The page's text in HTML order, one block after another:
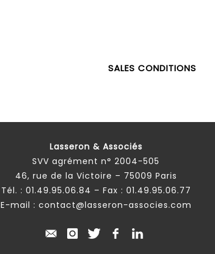
SALES CONDITIONS
Lasseron & Associés
SVV agrément n° 2004-505
46, rue de la Victoire – 75009 Paris
Tél. : 01.49.95.06.84 – Fax : 01.49.95.06.77
E-mail : contact@lasseron-associes.com